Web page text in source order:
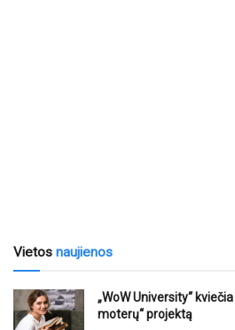
Vietos naujienos
„WoW University“
moterų“ projektą